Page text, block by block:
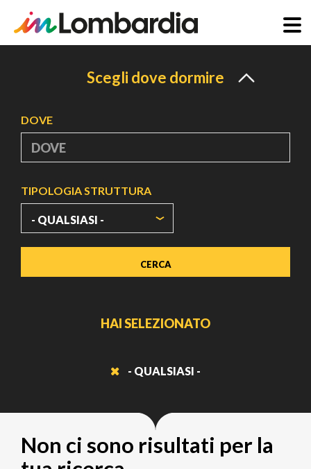
Scegli dove dormire
DOVE
TIPOLOGIA STRUTTURA
HAI SELEZIONATO
- QUALSIASI -
Non ci sono risultati per la